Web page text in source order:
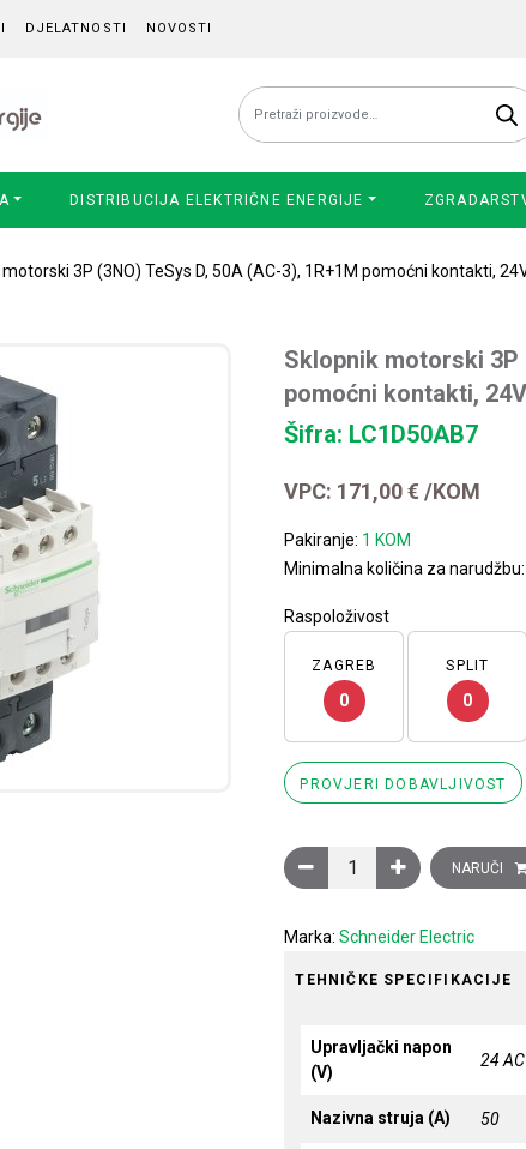
DJELATNOSTI NOVOSTI
Pretraži:
DISTRIBUCIJA ELEKTRIČNE ENERGIJE
3P (3NO) TeSys D, 50A (AC-3), 1R+1M pomoćni kontakti,
Sklopnik motorski 3P
pomoćni kontakti,
Šifra: LC1D50AB7
VPC: 171,00€ /KOM
Pakiranje: 1 KOM
Minimalna količina za narudžbu:
Raspoloživost
ZAGREB
0
SPLIT
0
PROVJERI DOBAVLJIVOST
Sklopnik motorski 3P
NARUČI
Marka:Schneider Electric
TEHNIČKE SPECIFIKACIJE
Upravljački napon
(V)
24 AC
Nazivna struja (A) 50